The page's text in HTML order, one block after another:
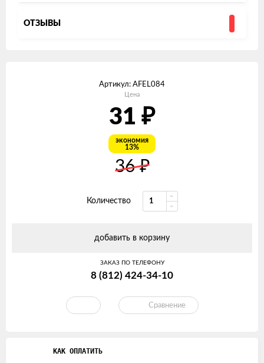
ОТЗЫВЫ
Артикул: AFEL084
Цена
31 ₽
экономия
13%
36₽
Количество
добавить в корзину
ЗАКАЗ ПО ТЕЛЕФОНУ
8 (812) 424-34-10
Сравнение
КАК ОПЛАТИТЬ